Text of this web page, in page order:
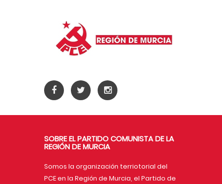
SOBRE EL PARTIDO COMUNISTA DE LA
REGIÓN DE MURCIA
Somos la organización terriotorial del
PCE en la Región de Murcia, el Partido de